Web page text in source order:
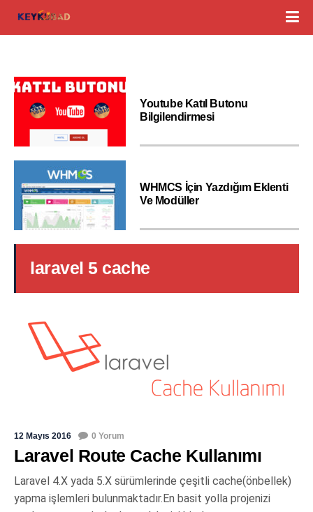
Youtube Katıl Butonu
Bilgilendirmesi
WHMCS İçin Yazdığım Eklenti
Ve Modüller
laravel 5 cache
12 Mayıs 2016 0 Yorum
Laravel Route Cache Kullanımı
Laravel 4.X yada 5.X sürümlerinde çeşitli cache(önbellek)
yapma işlemleri bulunmaktadır.En basit yolla projenizi